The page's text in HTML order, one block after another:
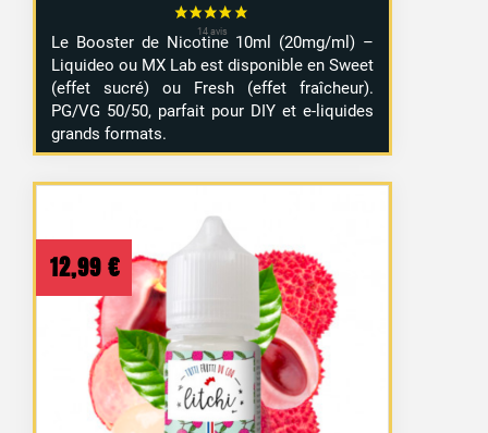
Le Booster de Nicotine 10ml (20mg/ml) –
Liquideo ou MX Lab est disponible en Sweet
(effet sucré) ou Fresh (effet fraîcheur).
PG/VG 50/50, parfait pour DIY et e-liquides
grands formats.
12,99 €